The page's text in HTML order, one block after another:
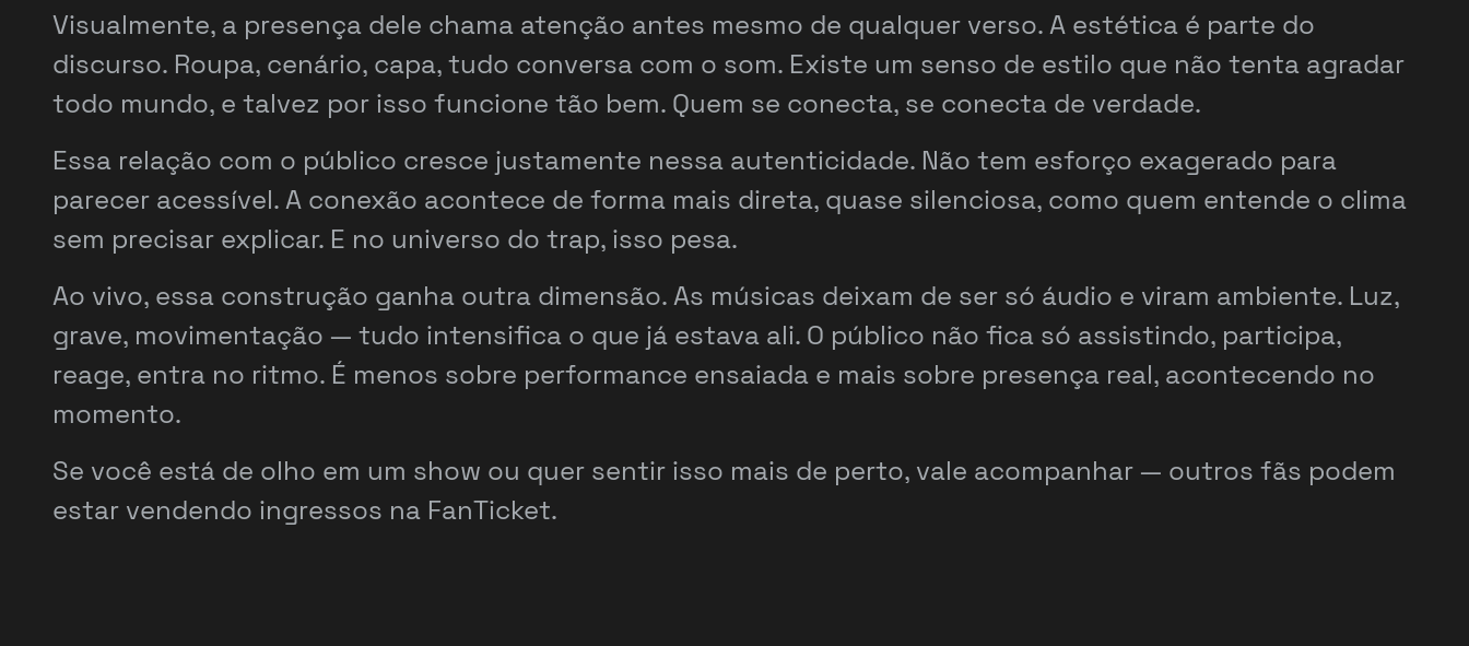
Visualmente, a presença dele chama atenção antes mesmo de qualquer verso. A estética é parte do
discurso. Roupa, cenário, capa, tudo conversa com o som. Existe um senso de estilo que não tenta agradar
todo mundo, e talvez por isso funcione tão bem. Quem se conecta, se conecta de verdade.
Essa relação com o público cresce justamente nessa autenticidade. Não tem esforço exagerado para
parecer acessível. A conexão acontece de forma mais direta, quase silenciosa, como quem entende o clima
sem precisar explicar. E no universo do trap, isso pesa.
Ao vivo, essa construção ganha outra dimensão. As músicas deixam de ser só áudio e viram ambiente. Luz,
grave, movimentação — tudo intensifica o que já estava ali. O público não fica só assistindo, participa,
reage, entra no ritmo. É menos sobre performance ensaiada e mais sobre presença real, acontecendo no
momento.
Se você está de olho em um show ou quer sentir isso mais de perto, vale acompanhar — outros fãs podem
estar vendendo ingressos na FanTicket.